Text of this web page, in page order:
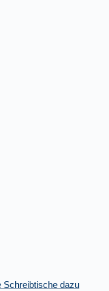
Schreibtische dazu